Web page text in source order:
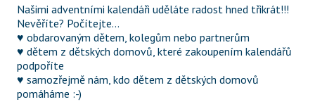
Našimi adventními kalendáři uděláte radost hned třikrát!!!
Nevěříte? Počítejte...
♥ obdarovaným dětem, kolegům nebo partnerům
♥ dětem z dětských domovů, které zakoupením kalendářů
podpoříte
♥ samozřejmě nám, kdo dětem z dětských domovů
pomáháme :-)